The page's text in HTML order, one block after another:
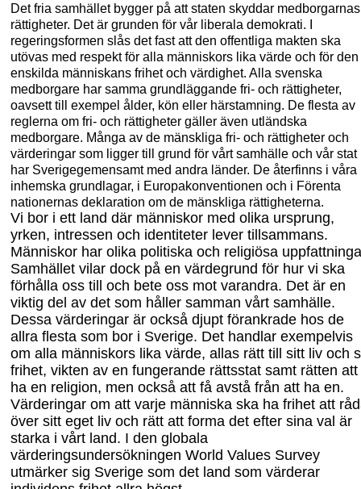
Det fria samhället bygger på att staten skyddar medborgarnas
rättigheter. Det är grunden för vår liberala demokrati. I
regeringsformen slås det fast att den offentliga makten ska
utövas med respekt för alla människors lika värde och för den
enskilda människans frihet och värdighet. Alla svenska
medborgare har samma grundläggande fri- och rättigheter,
oavsett till exempel ålder, kön eller härstamning. De flesta av
reglerna om fri- och rättigheter gäller även utländska
medborgare. Många av de mänskliga fri- och rättigheter och
värderingar som ligger till grund för vårt samhälle och vår stat
har Sverigegemensamt med andra länder. De återfinns i våra
inhemska grundlagar, i Europakonventionen och i Förenta
nationernas deklaration om de mänskliga rättigheterna.
Vi bor i ett land där människor med olika ursprung,
yrken, intressen och identiteter lever tillsammans.
Människor har olika politiska och religiösa
Samhället vilar dock på en värdegrund för hur vi ska
förhålla oss till och bete oss mot varandra. Det är en
viktig del av det som håller samman vårt samhälle.
Dessa värderingar är också djupt förankrade hos de
allra flesta som bor i Sverige. Det handlar exempelvis
om alla människors lika värde, allas rätt till sitt liv och
frihet, vikten av en fungerande rättsstat samt rätten att
ha en religion, men också att få avstå från att ha en.
Värderingar om att varje människa ska ha frihet att
över sitt eget liv och rätt att forma det efter sina val är
starka i vårt land. I den globala
värderingsundersökningen World Values Survey
utmärker sig Sverige som det land som värderar